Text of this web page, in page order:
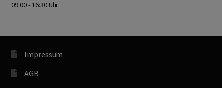
09:00 - 16:30 Uhr
Impressum
AGB